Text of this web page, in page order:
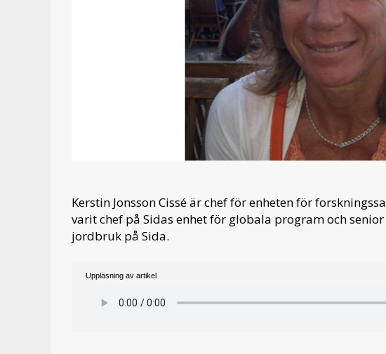
Kerstin Jonsson Cissé är chef för enheten för
varit chef på Sidas enhet för globala program och
jordbruk på Sida.
Uppläsning av artikel